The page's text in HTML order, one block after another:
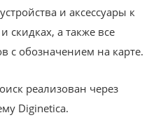
и аксессуары к
скидках, а также все
с обозначением на карте.
реализован через
Diginetica.